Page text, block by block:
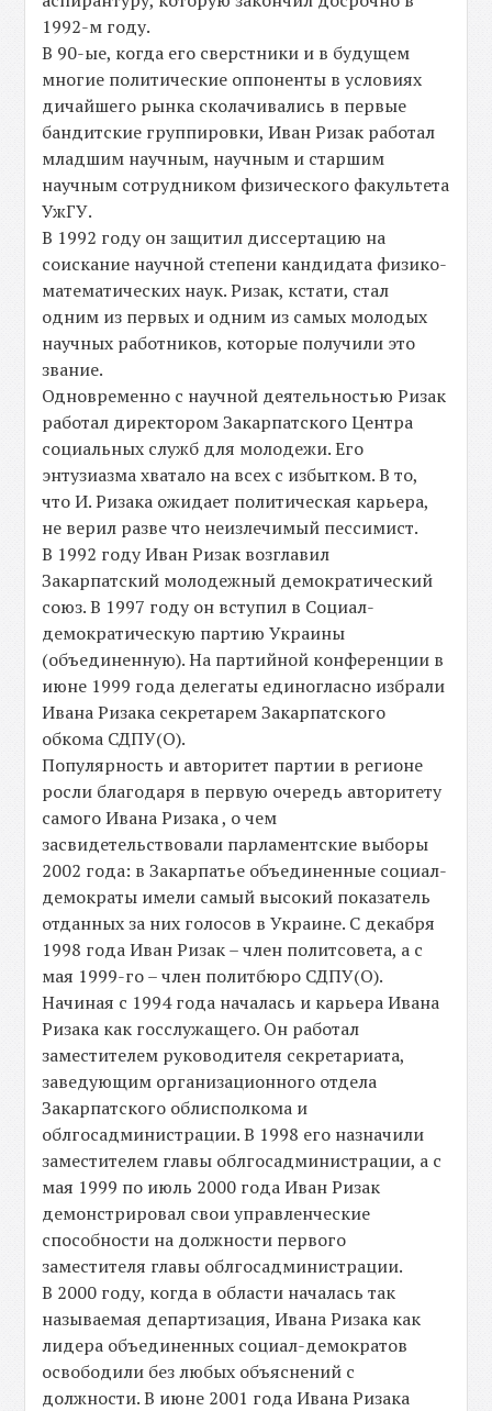
1992-м году.
В 90-ые, когда его сверстники и в будущем
многие политические оппоненты в условиях
дичайшего рынка сколачивались в первые
бандитские группировки, Иван Ризак работал
младшим научным, научным и старшим
научным сотрудником физического факультета
УжГУ.
В 1992 году он защитил диссертацию на
соискание научной степени кандидата физико-
математических наук. Ризак, кстати, стал
одним из первых и одним из самых молодых
научных работников, которые получили это
звание.
Одновременно с научной деятельностью Ризак
работал директором Закарпатского Центра
социальных служб для молодежи. Его
энтузиазма хватало на всех с избытком. В то,
что И. Ризака ожидает политическая карьера,
не верил разве что неизлечимый пессимист.
В 1992 году Иван Ризак возглавил
Закарпатский молодежный демократический
союз. В 1997 году он вступил в Социал-
демократическую партию Украины
(объединенную). На партийной конференции в
июне 1999 года делегаты единогласно избрали
Ивана Ризака секретарем Закарпатского
обкома СДПУ(О).
Популярность и авторитет партии в регионе
росли благодаря в первую очередь авторитету
самого Ивана Ризака , о чем
засвидетельствовали парламентские выборы
2002 года: в Закарпатье объединенные социал-
демократы имели самый высокий показатель
отданных за них голосов в Украине. С декабря
1998 года Иван Ризак – член политсовета, а с
мая 1999-го – член политбюро СДПУ(О).
Начиная с 1994 года началась и карьера Ивана
Ризака как госслужащего. Он работал
заместителем руководителя секретариата,
заведующим организационного отдела
Закарпатского облисполкома и
облгосадминистрации. В 1998 его назначили
заместителем главы облгосадминистрации, а с
мая 1999 по июль 2000 года Иван Ризак
демонстрировал свои управленческие
способности на должности первого
заместителя главы облгосадминистрации.
В 2000 году, когда в области началась так
называемая департизация, Ивана Ризака как
лидера объединенных социал-демократов
освободили без любых объяснений с
должности. В июне 2001 года Ивана Ризака